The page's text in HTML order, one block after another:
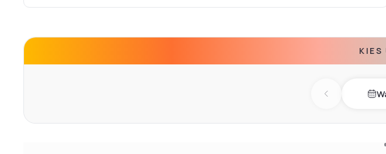
Ihre Speisen und Getränke können Sie auch auf der sonnigen Terrasse genießen.
Die U-Bahnstationen Goetheplatz und Hauptbahnhof sind etwa 5 Minuten zu Fuß
KIES
Previous day